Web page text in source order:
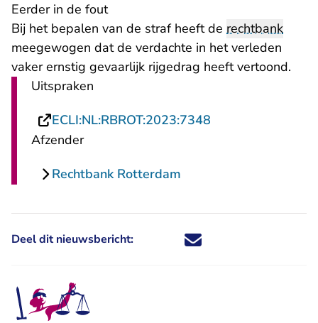
Eerder in de fout
Bij het bepalen van de straf heeft de rechtbank
meegewogen dat de verdachte in het verleden
vaker ernstig gevaarlijk rijgedrag heeft vertoond.
Uitspraken
ECLI:NL:RBROT:2023:7348
Afzender
Rechtbank Rotterdam
Deel dit nieuwsbericht: Deel dit nieuwsbericht via X -
Deel dit nieuwsbericht via
Deel dit nieuwsbericht
Deel dit